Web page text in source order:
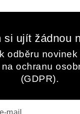
si ujít žádnou
odběru
ochranu
(GDPR).